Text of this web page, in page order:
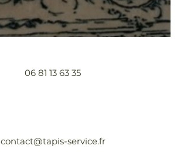
06 81 13 63 35
contact@tapis-service.fr